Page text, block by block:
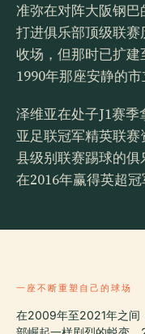
准弥在对阵大阪钢巴
打进俱乐部顶级联
收场，但那时已扩
1990年那座安静的市
泽维亚在处子J1赛
亚足联冠军精英联
县级别联赛踢球的
在2016年赢得英超冠
一座不断重塑自己的球场
在2009年至2021年之间